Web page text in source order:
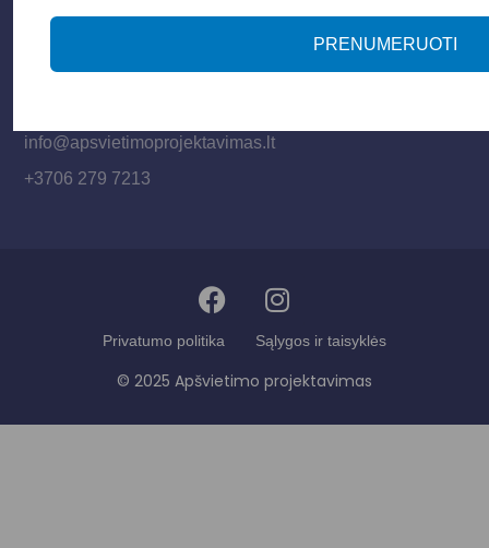
Kontaktai
info@apsvietimoprojektavimas.lt
+3706 279 7213
Privatumo politika Sąlygos ir taisyklės
© 2025 Apšvietimo projektavimas
PRENUMERUOTI